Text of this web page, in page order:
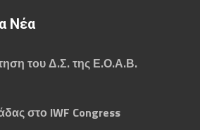
Νέα
του Δ.Σ. της Ε.Ο.Α.Β.
στο IWF Congress